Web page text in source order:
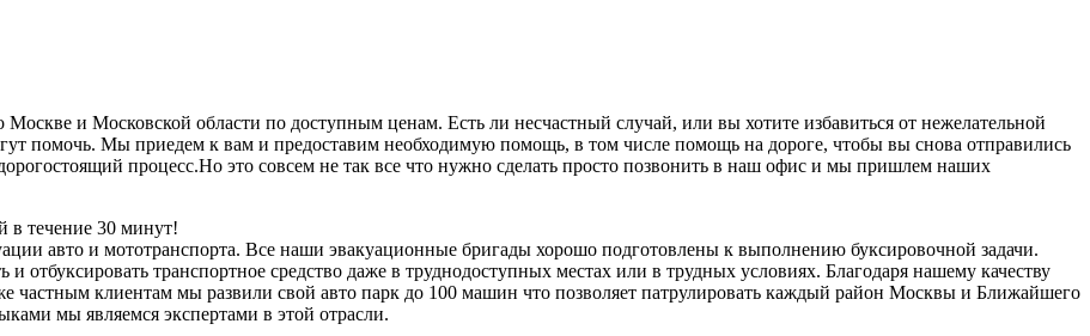
и Московской области по доступным ценам. Есть ли несчастный случай, или вы хотите избавиться от нежелательной
помочь. Мы приедем к вам и предоставим необходимую помощь, в том числе помощь на дороге, чтобы вы снова отправились
процесс.Но это совсем не так все что нужно сделать просто позвонить в наш офис и мы пришлем наших
в течение 30 минут!
авто и мототранспорта. Все наши эвакуационные бригады хорошо подготовлены к выполнению буксировочной задачи.
транспортное средство даже в труднодоступных местах или в трудных условиях. Благодаря нашему качеству
частным клиентам мы развили свой авто парк до 100 машин что позволяет патрулировать каждый район Москвы и Ближайшего
мы являемся экспертами в этой отрасли.